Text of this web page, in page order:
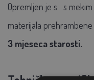
Opremljen je s s
materijala
3 mjeseca starosti.